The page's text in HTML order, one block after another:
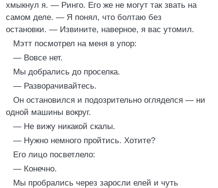
хмыкнул я. — Ринго. Его же не могут так звать на
самом деле. — Я понял, что болтаю без
остановки. — Извините, наверное, я вас утомил.
Мэтт посмотрел на меня в упор:
— Вовсе нет.
Мы добрались до проселка.
— Разворачивайтесь.
Он остановился и подозрительно огляделся — ни
одной машины вокруг.
— Не вижу никакой скалы.
— Нужно немного пройтись. Хотите?
Его лицо посветлело:
— Конечно.
Мы пробрались через заросли елей и чуть